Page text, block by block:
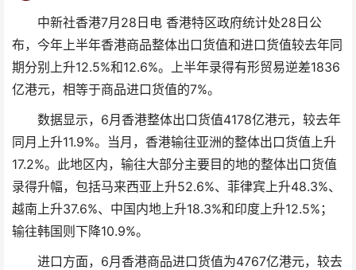
中新社香港7月28日电 香港特区政府统计处28日公
布，今年上半年香港商品整体出口货值和进口货值较去年同
期分别上升12.5%和12.6%。上半年录得有形贸易逆差1836
亿港元，相等于商品进口货值的7%。
数据显示，6月香港整体出口货值4178亿港元，较去年
同月上升11.9%。当月，香港输往亚洲的整体出口货值上升
17.2%。此地区内，输往大部分主要目的地的整体出口货值
录得升幅，包括马来西亚上升52.6%、菲律宾上升48.3%、
越南上升37.6%、中国内地上升18.3%和印度上升12.5%；
输往韩国则下降10.9%。
进口方面，6月香港商品进口货值为4767亿港元，较去
（机遇香港）今年上半年香港出口
货值同比升12.5%